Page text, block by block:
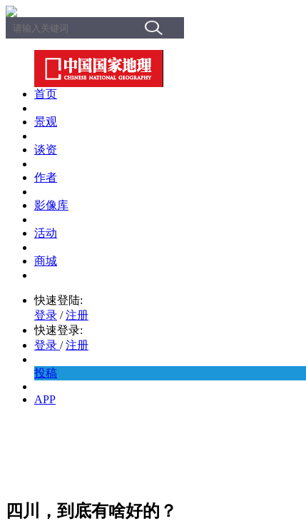
首页
景观
谈资
作者
影像库
活动
商城
快速登陆:
登录 / 注册
快速登录:
登录 / 注册
投稿
APP
四川，到底有啥好的？